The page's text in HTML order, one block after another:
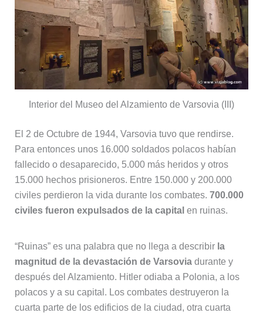
Interior del Museo del Alzamiento de Varsovia (III)
El 2 de Octubre de 1944, Varsovia tuvo que rendirse.
Para entonces unos 16.000 soldados polacos habían
fallecido o desaparecido, 5.000 más heridos y otros
15.000 hechos prisioneros. Entre 150.000 y 200.000
civiles perdieron la vida durante los combates. 700.000
civiles fueron expulsados de la capital en ruinas.
“Ruinas” es una palabra que no llega a describir la
magnitud de la devastación de Varsoviadurante y
después del Alzamiento. Hitler odiaba a Polonia, a los
polacos y a su capital. Los combates destruyeron la
cuarta parte de los edificios de la ciudad, otra cuarta